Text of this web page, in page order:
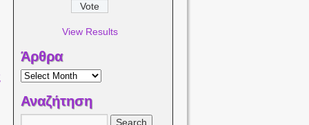
View Results
Άρθρα
Αναζήτηση